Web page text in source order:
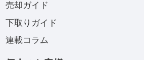
売却ガイド
下取りガイド
連載コラム